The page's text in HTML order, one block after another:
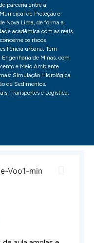
parceria entre a
de Proteção e
Nova Lima, de forma a
acadêmica com as reais
os riscos
urbana. Tem
de Minas, com
e Meio Ambiente
Simulação Hidrológica
de Sedimentos,
Transportes e Logística.